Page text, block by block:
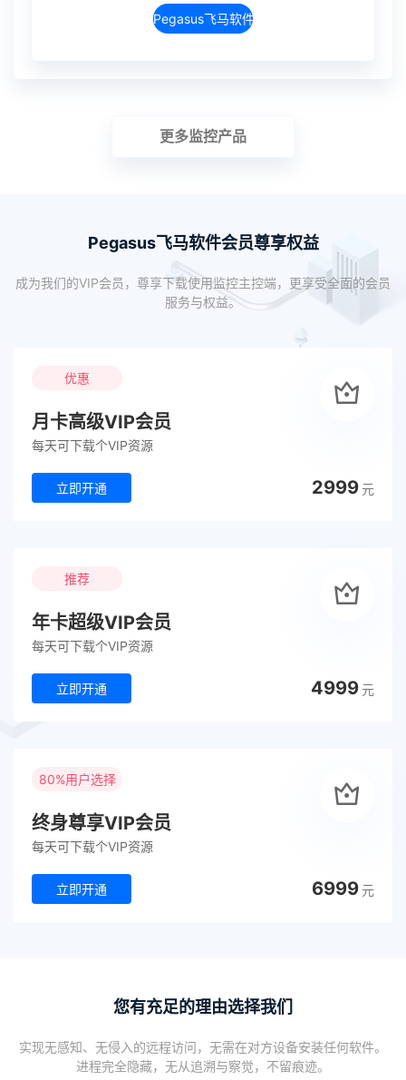
Pegasus飞马软件介绍
更多监控产品
Pegasus飞马软件会员尊享权益
成为我们的VIP会员，尊享下载使用监控主控端，更享受全面的会员
服务与权益。
优惠
月卡高级VIP会员
每天可下载个VIP资源
立即开通 2999元
推荐
年卡超级VIP会员
每天可下载个VIP资源
立即开通 4999元
80%用户选择
终身尊享VIP会员
每天可下载个VIP资源
立即开通 6999元
您有充足的理由选择我们
实现无感知、无侵入的远程访问，无需在对方设备安装任何软件。
进程完全隐藏，无从追溯与察觉，不留痕迹。